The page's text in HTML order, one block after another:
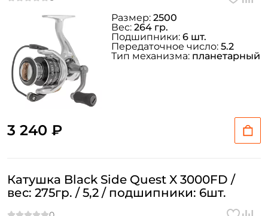
3 240 ₽
Размер: 2500
Вес: 264 гр.
Подшипники: 6 шт.
Передаточное число: 5.2
Тип механизма: планетарный
Катушка Black Side Quest X 3000FD /
вес: 275гр. / 5,2 / подшипники: 6шт.